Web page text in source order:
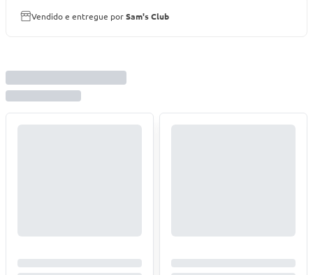
Vendido e entregue porSam's Club